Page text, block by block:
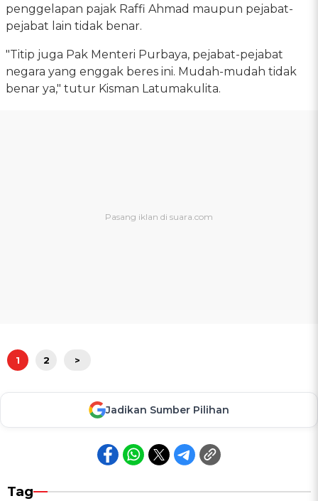
penggelapan pajak Raffi Ahmad maupun pejabat-
pejabat lain tidak benar.
"Titip juga Pak Menteri Purbaya, pejabat-pejabat
negara yang enggak beres ini. Mudah-mudah tidak
benar ya," tutur Kisman Latumakulita.
1 2 >
Jadikan Sumber Pilihan
Tag